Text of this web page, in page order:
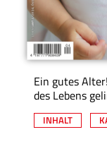
Ein gutes
des Lebens
INHALT